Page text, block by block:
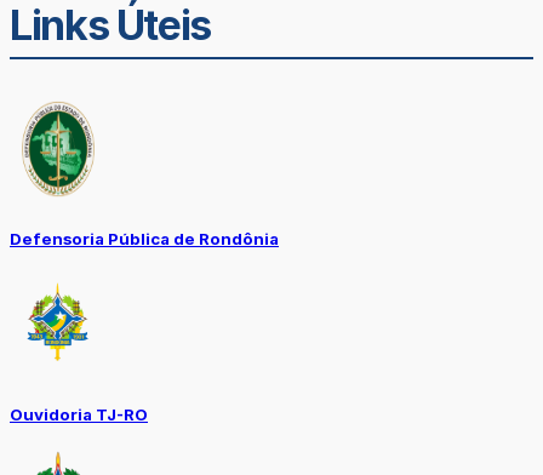
Links Úteis
Defensoria Pública de Rondônia
Ouvidoria TJ-RO